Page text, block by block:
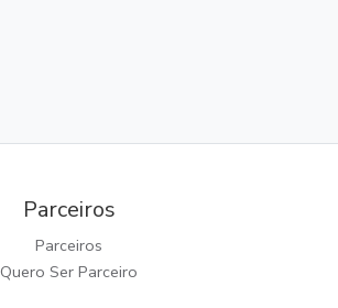
Parceiros
Parceiros
Quero Ser Parceiro